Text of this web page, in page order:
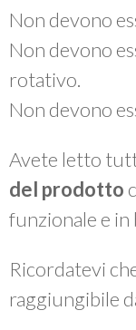
Non devono
Non devono
rotativo.
Non devono
Avete letto
del prodotto
funzionale e in
Ricordatevi
raggiungibile